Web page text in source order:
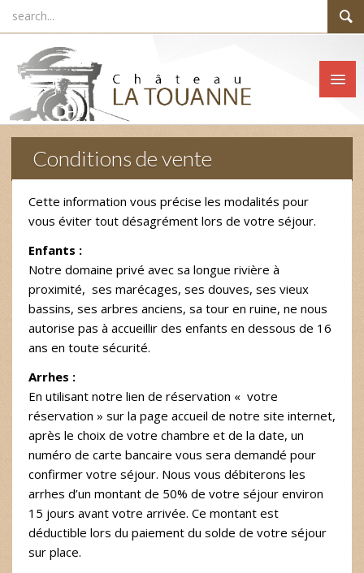
Conditions de vente
Cette information vous précise les modalités pour
vous éviter tout désagrément lors de votre séjour.
Enfants :
Notre domaine privé avec sa longue rivière à
proximité, ses marécages, ses douves, ses vieux
bassins, ses arbres anciens, sa tour en ruine, ne nous
autorise pas à accueillir des enfants en dessous de 16
ans en toute sécurité.
Arrhes :
En utilisant notre lien de réservation « votre
réservation » sur la page accueil de notre site internet,
après le choix de votre chambre et de la date, un
numéro de carte bancaire vous sera demandé pour
confirmer votre séjour. Nous vous débiterons les
arrhes d’un montant de 50% de votre séjour environ
15 jours avant votre arrivée. Ce montant est
déductible lors du paiement du solde de votre séjour
sur place.